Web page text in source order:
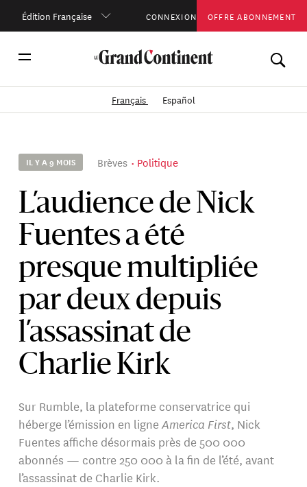
Édition Française CONNEXION OFFRE ABONNEMENT
Français Español
IL Y A 9 MOIS Brèves Politique
L’audience de Nick
Fuentes a été
presque multipliée
par deux depuis
l’assassinat de
Charlie Kirk
Sur Rumble, la plateforme conservatrice qui
héberge l’émission en ligneAmerica First, Nick
Fuentes affiche désormais près de 500 000
abonnés — contre 250 000 à la fin de l’été, avant
l’assassinat de Charlie Kirk.